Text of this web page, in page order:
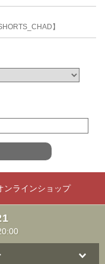
】
ンラインショップ